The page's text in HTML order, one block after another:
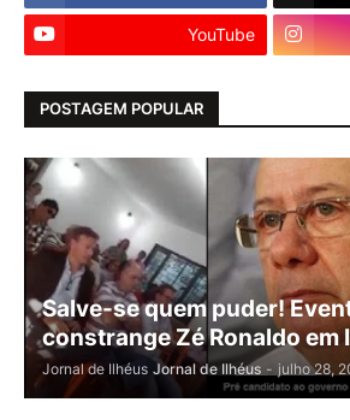
YouTube
POSTAGEM POPULAR
Salve-se quem puder!
constrange Zé Ronaldo em
Jornal de Ilhéus Jornal de Ilhéus - julho 28,